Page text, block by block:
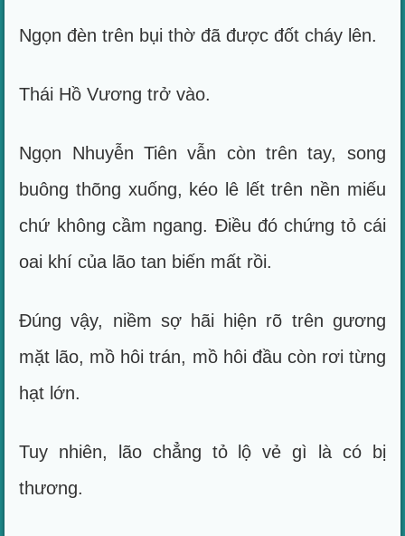
Ngọn đèn trên bụi thờ đã được đốt cháy lên.
Thái Hồ Vương trở vào.
Ngọn Nhuyễn Tiên vẫn còn trên tay, song
buông thõng xuống, kéo lê lết trên nền miếu
chứ không cầm ngang. Điều đó chứng tỏ cái
oai khí của lão tan biến mất rồi.
Đúng vậy, niềm sợ hãi hiện rõ trên gương
mặt lão, mồ hôi trán, mồ hôi đầu còn rơi từng
hạt lớn.
Tuy nhiên, lão chẳng tỏ lộ vẻ gì là có bị
thương.